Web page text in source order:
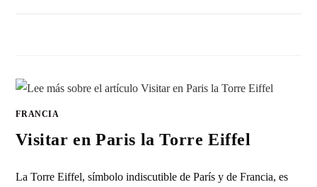
FRANCIA
Visitar en Paris la Torre Eiffel
La Torre Eiffel, símbolo indiscutible de París y de Francia, es